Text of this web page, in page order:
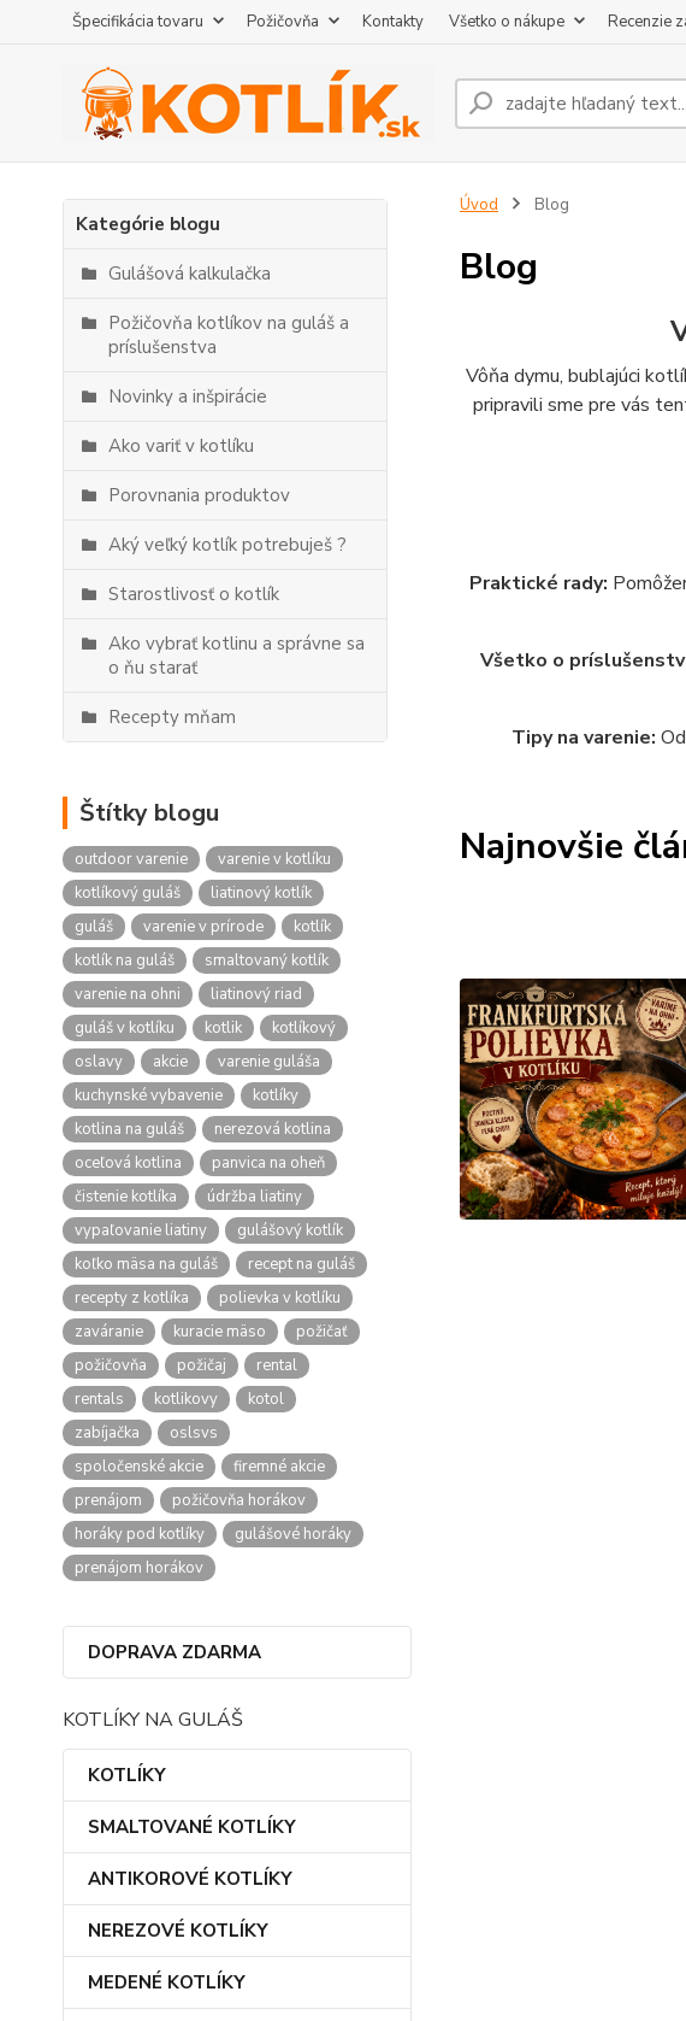
Špecifikácia tovaru Požičovňa Kontakty Všetko o nákupe Recenzie
Kategórie blogu
Gulášová kalkulačka
Požičovňa kotlíkov na guláš a
príslušenstva
Novinky a inšpirácie
Ako variť v kotlíku
Porovnania produktov
Aký veľký kotlík potrebuješ ?
Starostlivosť o kotlík
Ako vybrať kotlinu a správne sa
o ňu starať
Recepty mňam
Štítky blogu
outdoor varenie
varenie v kotlíku
kotlíkový guláš
liatinový kotlík
guláš
varenie v prírode
kotlík
kotlík na guláš
smaltovaný kotlík
varenie na ohni
liatinový riad
guláš v kotlíku
kotlik
kotlíkový
oslavy
akcie
varenie guláša
kuchynské vybavenie
kotlíky
kotlina na guláš
nerezová kotlina
oceľová kotlina
panvica na oheň
čistenie kotlíka
údržba liatiny
vypaľovanie liatiny
gulášový kotlík
koľko mäsa na guláš
recept na guláš
recepty z kotlíka
polievka v kotlíku
zaváranie
kuracie mäso
požičať
požičovňa
požičaj
rental
rentals
kotlikovy
kotol
zabíjačka
oslsvs
spoločenské akcie
firemné akcie
prenájom
požičovňa horákov
horáky pod kotlíky
gulášové horáky
prenájom horákov
DOPRAVA ZDARMA
KOTLÍKY NA GULÁŠ
KOTLÍKY
SMALTOVANÉ KOTLÍKY
ANTIKOROVÉ KOTLÍKY
NEREZOVÉ KOTLÍKY
MEDENÉ KOTLÍKY
Úvod Blog
Blog
Vôňa dymu, bublajúci
pripravili sme pre vás
Praktické rady:
Všetko o
Tipy na varenie:
Najnovšie